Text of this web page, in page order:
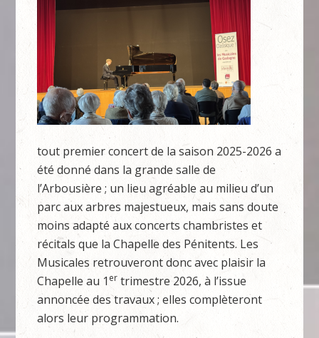
tout premier concert de la saison 2025-2026 a
été donné dans la grande salle de
l’Arbousière ; un lieu agréable au milieu d’un
parc aux arbres majestueux, mais sans doute
moins adapté aux concerts chambristes et
récitals que la Chapelle des Pénitents. Les
Musicales retrouveront donc avec plaisir la
Chapelle au 1er trimestre 2026, à l’issue
annoncée des travaux ; elles complèteront
alors leur programmation.